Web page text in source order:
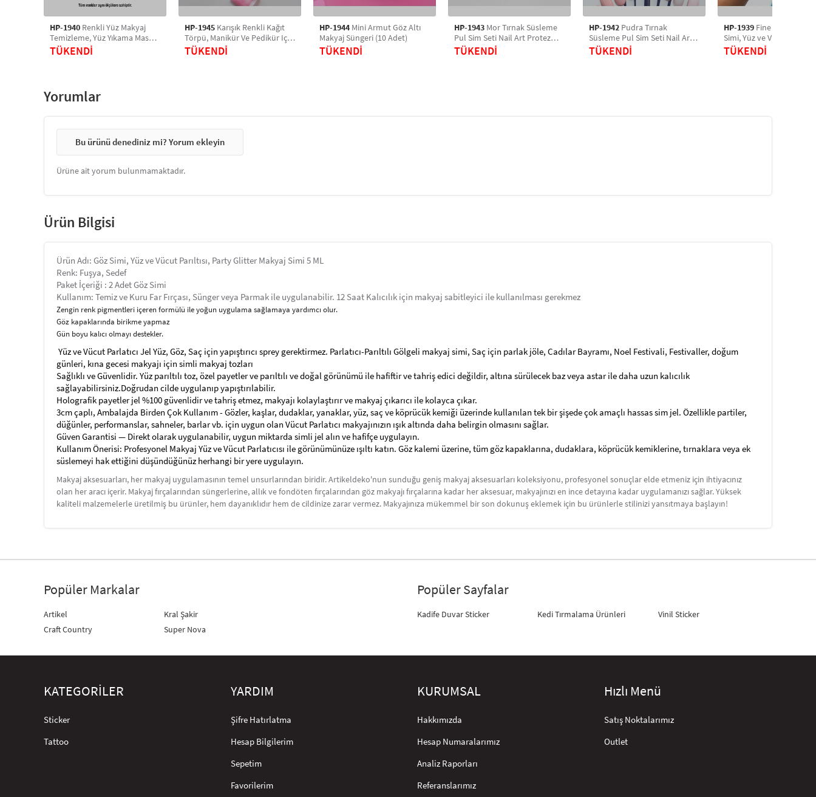
HP-1940 Renkli Yüz Makyaj
Temizleme, Yüz Yıkama Masaj
Fırçası, Manuel Silikon Fırça 1
Adet
TÜKENDİ
HP-1945 Karışık Renkli Kağıt
Törpü, Manikür Ve Pedikür Için
Çift Taraflı, Desenli 4'lü Törpü
Seti
TÜKENDİ
HP-1944 Mini Armut Göz Altı
Makyaj Süngeri (10 Adet)
TÜKENDİ
HP-1943 Mor Tırnak Süsleme
Pul Sim Seti Nail Art Protez
Tırnak Süsleme
TÜKENDİ
HP-1942 Pudra Tırnak
Süsleme Pul Sim Seti Nail Art
Protez Tırnak Süsleme
TÜKENDİ
HP-1939 Fine Flakes Blue
Simi, Yüz ve Vücut
Party Glitter Makyaj Simi
TÜKENDİ
Yorumlar
Bu ürünü denediniz mi? Yorum ekleyin
Ürüne ait yorum bulunmamaktadır.
Ürün Bilgisi
Ürün Adı: Göz Simi, Yüz ve Vücut Parıltısı, Party Glitter Makyaj Simi 5 ML
Renk: Fuşya, Sedef
Paket İçeriği : 2 Adet Göz Simi
Kullanım: Temiz ve Kuru Far Fırçası, Sünger veya Parmak ile uygulanabilir. 12 Saat Kalıcılık için makyaj sabitleyici ile kullanılması gerekmez
Zengin renk pigmentleri içeren formülü ile yoğun uygulama sağlamaya yardımcı olur.
Göz kapaklarında birikme yapmaz
Gün boyu kalıcı olmayı destekler.
Yüz ve Vücut Parlatıcı Jel Yüz, Göz, Saç için yapıştırıcı sprey gerektirmez. Parlatıcı-Parıltılı Gölgeli makyaj simi, Saç için parlak jöle, Cadılar Bayramı, Noel Festivali, Festivaller, doğum
günleri, kına gecesi makyajı için simli makyaj tozları
Sağlıklı ve Güvenlidir. Yüz parıltılı toz, özel payetler ve parıltılı ve doğal görünümü ile hafiftir ve tahriş edici değildir, altına sürülecek baz veya astar ile daha uzun kalıcılık
sağlayabilirsiniz.Doğrudan cilde uygulanıp yapıştırılabilir.
Holografik payetler jel %100 güvenlidir ve tahriş etmez, makyajı kolaylaştırır ve makyaj çıkarıcı ile kolayca çıkar.
3cm çaplı, Ambalajda Birden Çok Kullanım - Gözler, kaşlar, dudaklar, yanaklar, yüz, saç ve köprücük kemiği üzerinde kullanılan tek bir şişede çok amaçlı hassas sim jel. Özellikle partiler,
düğünler, performanslar, sahneler, barlar vb. için uygun olan Vücut Parlatıcı makyajınızın ışık altında daha belirgin olmasını sağlar.
Güven Garantisi — Direkt olarak uygulanabilir, uygun miktarda simli jel ​​alın ve hafifçe uygulayın.
Kullanım Önerisi: Profesyonel Makyaj Yüz ve Vücut Parlatıcısı ile görünümünüze ışıltı katın. Göz kalemi üzerine, tüm göz kapaklarına, dudaklara, köprücük kemiklerine, tırnaklara veya ek
süslemeyi hak ettiğini düşündüğünüz herhangi bir yere uygulayın.
Makyaj aksesuarları, her makyaj uygulamasının temel unsurlarından biridir. Artikeldeko'nun sunduğu geniş makyaj aksesuarları koleksiyonu, profesyonel sonuçlar elde etmeniz için ihtiyacınız
olan her aracı içerir. Makyaj fırçalarından süngerlerine, allık ve fondöten fırçalarından göz makyajı fırçalarına kadar her aksesuar, makyajınızı en ince detayına kadar uygulamanızı sağlar. Yüksek
kaliteli malzemelerle üretilmiş bu ürünler, hem dayanıklıdır hem de cildinize zarar vermez. Makyajınıza mükemmel bir son dokunuş eklemek için bu ürünlerle stilinizi yansıtmaya başlayın!
Popüler Markalar
Artikel
Craft Country
Kral Şakir
Super Nova
Popüler Sayfalar
Kadife Duvar Sticker Kedi Tırmalama Ürünleri Vinil Sticker
KATEGORİLER
Sticker
Tattoo
YARDIM
Şifre Hatırlatma
Hesap Bilgilerim
Sepetim
Favorilerim
KURUMSAL
Hakkımızda
Hesap Numaralarımız
Analiz Raporları
Referanslarımız
Hızlı Menü
Satış Noktalarımız
Outlet